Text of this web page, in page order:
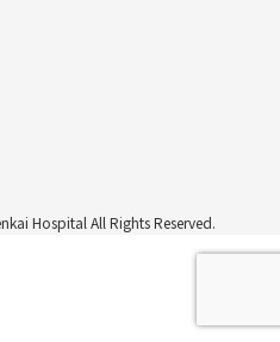
Hospital All Rights Reserved.